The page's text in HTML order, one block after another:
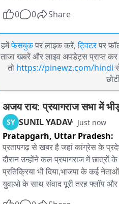
0
0 Share
हमेंफेसबुक पर लाइक करें, ट्विटर पर
ताजा खबरें और लाइव अपडेट्स प्राप्त
तो https://pinewz.com/hindi
अजय राय: प्रयागराज सभा में
SY SUNIL YADAV Just now
Pratapgarh, Uttar Pradesh:
प्रतापगढ़ से खबर है जहां कांग्रेस के
दौरान उन्होंने कल प्रयागराज में छात्रों
प्रतिक्रिया भी दिया,भाजपा के कई नेताओं
युवाओ के साथ संवाद पूरी तरह फ्लॉप